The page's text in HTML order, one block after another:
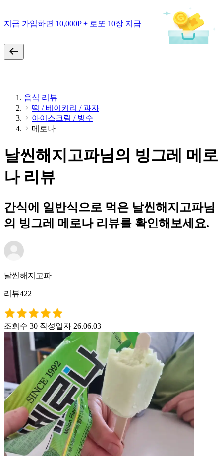
지금 가입하면 10,000P + 로또 10장 지급
음식 리뷰
떡 / 베이커리 / 과자
아이스크림 / 빙수
메로나
날씬해지고파님의 빙그레 메로
나 리뷰
간식에 일반식으로 먹은 날씬해지고파님
의 빙그레 메로나 리뷰를 확인해보세요.
날씬해지고파
리뷰422
조회수 30 작성일자 26.06.03